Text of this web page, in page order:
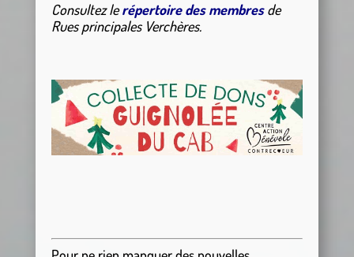
Consultez le répertoire des membres de
Rues principales Verchères.